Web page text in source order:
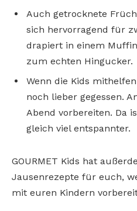
Auch getrocknete
sich hervorragend für
drapiert in einem
zum echten Hingucker.
Wenn die Kids
noch lieber gegessen.
Abend vorbereiten. Da
gleich viel entspannter.
GOURMET Kids hat
Jausenrezepte für euch,
mit euren Kindern